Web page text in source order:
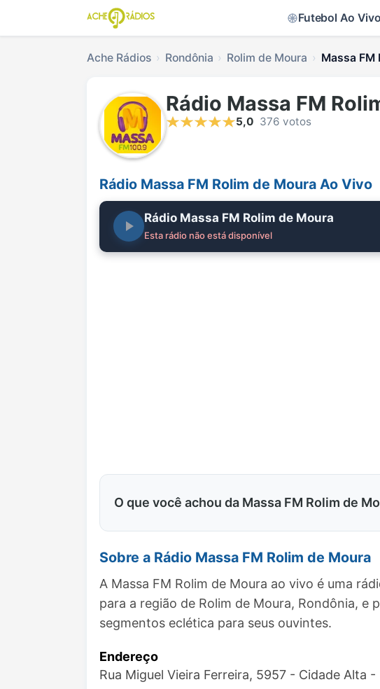
Futebol Ao Vivo
Ache Rádios Rondônia Rolim de Moura Massa FM
Rádio Massa FM
5,0 376 votos
Rádio Massa FM Rolim de Moura Ao Vivo
Rádio Massa FM Rolim de Moura
Esta rádio não está disponível
O que você achou da Massa FM Rolim de
Sobre a Rádio Massa FM Rolim de Moura
A Massa FM Rolim de Moura ao vivo é uma
para a região de Rolim de Moura, Rondônia,
segmentos eclética para seus ouvintes.
Endereço
Rua Miguel Vieira Ferreira, 5957 - Cidade Alta